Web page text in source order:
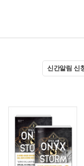
신간알림 신